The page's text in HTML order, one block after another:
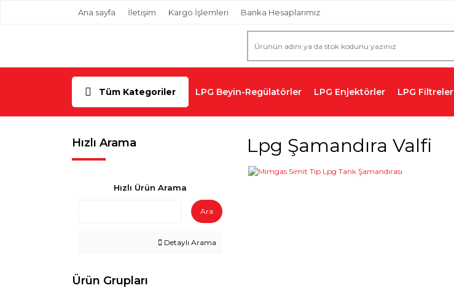
Ana sayfa İletişim Kargo İşlemleri Banka Hesaplarımız
Tüm Kategoriler LPG Beyin-Regülatörler LPG Enjektörler LPG Filtreler
Hızlı Arama
Hızlı Ürün Arama
Ara
Detaylı Arama
Ürün Grupları
Lpg Şamandıra Valfi